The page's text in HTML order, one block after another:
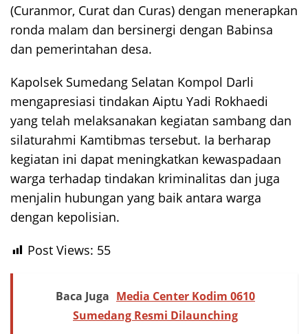
(Curanmor, Curat dan Curas) dengan menerapkan
ronda malam dan bersinergi dengan Babinsa
dan pemerintahan desa.
Kapolsek Sumedang Selatan Kompol Darli
mengapresiasi tindakan Aiptu Yadi Rokhaedi
yang telah melaksanakan kegiatan sambang dan
silaturahmi Kamtibmas tersebut. Ia berharap
kegiatan ini dapat meningkatkan kewaspadaan
warga terhadap tindakan kriminalitas dan juga
menjalin hubungan yang baik antara warga
dengan kepolisian.
Post Views: 55
Baca Juga Media Center Kodim 0610
Sumedang Resmi Dilaunching